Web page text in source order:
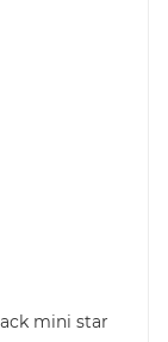
mini star